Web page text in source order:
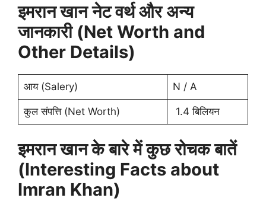
इमरान खान नेट वर्थ और अन्य
जानकारी (Net Worth and
Other Details)
आय (Salery) N / A
कुल संपत्ति (Net Worth) 1.4 बिलियन
इमरान खान के बारे में कुछ रोचक बातें
(Interesting Facts about
Imran Khan)